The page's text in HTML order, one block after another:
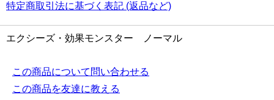
特定商取引法に基づく表記 (返品など)
エクシーズ・効果モンスター ノーマル
この商品について問い合わせる
この商品を友達に教える